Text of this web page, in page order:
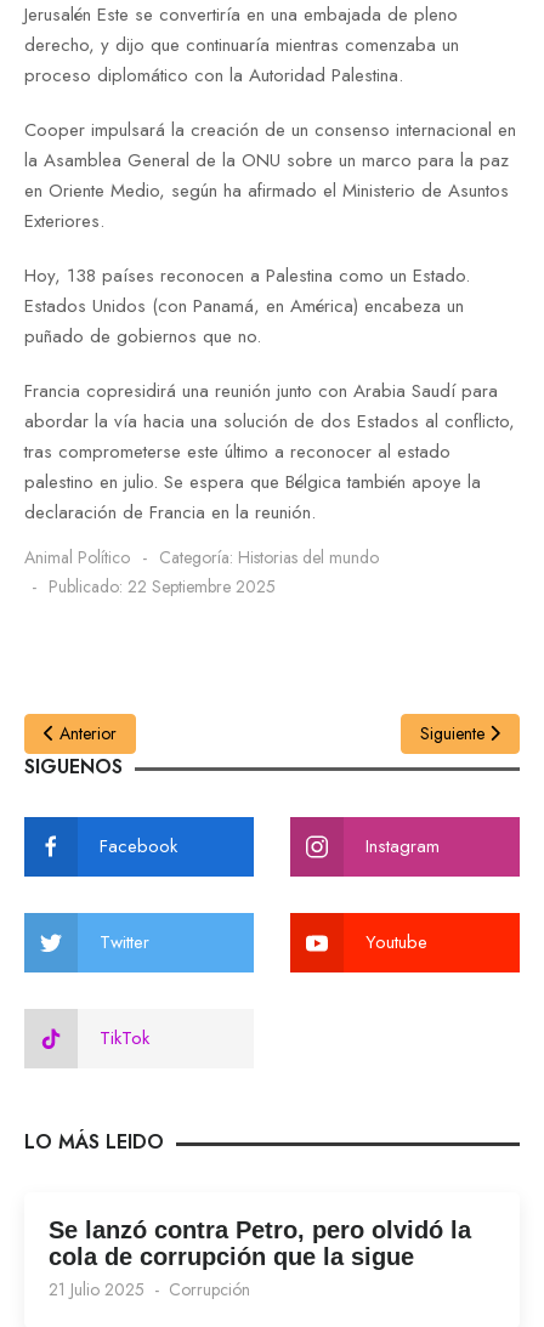
Jerusalén Este se convertiría en una embajada de pleno
derecho, y dijo que continuaría mientras comenzaba un
proceso diplomático con la Autoridad Palestina.
Cooper impulsará la creación de un consenso internacional en
la Asamblea General de la ONU sobre un marco para la paz
en Oriente Medio, según ha afirmado el Ministerio de Asuntos
Exteriores.
Hoy, 138 países reconocen a Palestina como un Estado.
Estados Unidos (con Panamá, en América) encabeza un
puñado de gobiernos que no.
Francia copresidirá una reunión junto con Arabia Saudí para
abordar la vía hacia una solución de dos Estados al conflicto,
tras comprometerse este último a reconocer al estado
palestino en julio. Se espera que Bélgica también apoye la
declaración de Francia en la reunión.
Animal Político Categoría: Historias del mundo
Publicado: 22 Septiembre 2025
Anterior Siguiente
SIGUENOS
Facebook Instagram
Twitter Youtube
TikTok
LO MÁS LEIDO
Se lanzó contra Petro, pero olvidó la
cola de corrupción que la sigue
21 Julio 2025 Corrupción